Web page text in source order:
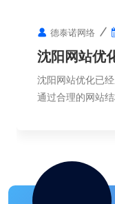
德泰诺网络
沈阳网站优
要方式
沈阳网站优化已
通过合理的网站